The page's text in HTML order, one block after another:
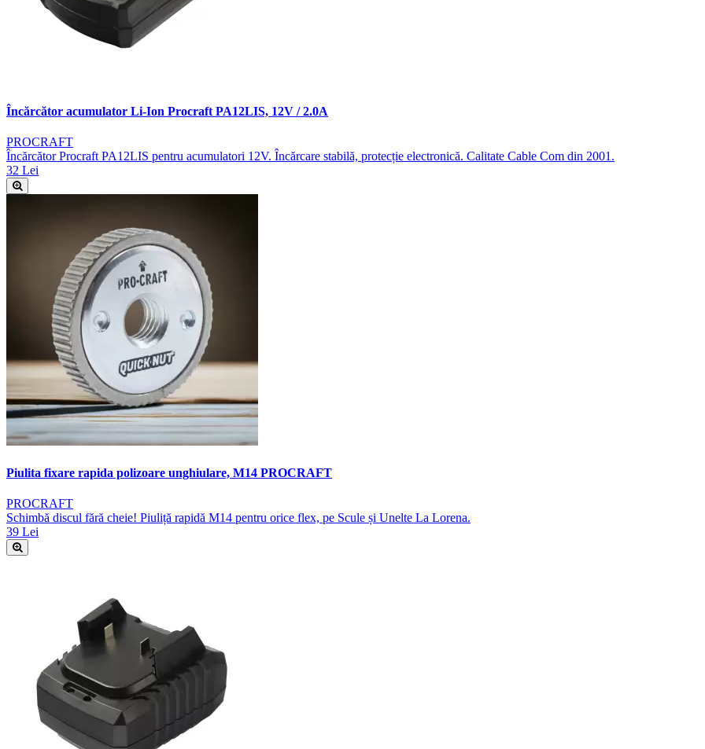
Încărcător acumulator Li-Ion Procraft PA12LIS, 12V / 2.0A
PROCRAFT
Încărcător Procraft PA12LIS pentru acumulatori 12V. Încărcare stabilă, protecție electronică. Calitate Cable Com din 2001.
32 Lei
Piulita fixare rapida polizoare unghiulare, M14 PROCRAFT
PROCRAFT
Schimbă discul fără cheie! Piuliță rapidă M14 pentru orice flex, pe Scule și Unelte La Lorena.
39 Lei